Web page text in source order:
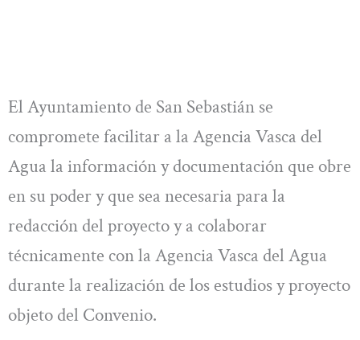
El Ayuntamiento de San Sebastián se
compromete facilitar a la Agencia Vasca del
Agua la información y documentación que obre
en su poder y que sea necesaria para la
redacción del proyecto y a colaborar
técnicamente con la Agencia Vasca del Agua
durante la realización de los estudios y proyecto
objeto del Convenio.